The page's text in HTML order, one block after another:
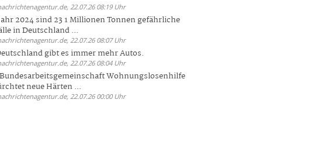
22.07.26 08:19 Uhr
2024 sind 23 1 Millionen Tonnen gefährliche
in Deutschland ...
22.07.26 08:07 Uhr
gibt es immer mehr Autos.
22.07.26 08:04 Uhr
Wohnungslosenhilfe
neue Härten ...
22.07.26 00:00 Uhr